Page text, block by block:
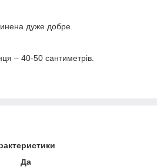
дуже добре.
– 40-50 сантиметрів.
Да